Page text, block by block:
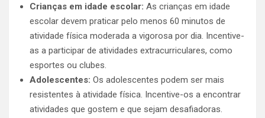
Crianças em idade escolar: As crianças em idade
escolar devem praticar pelo menos 60 minutos de
atividade física moderada a vigorosa por dia. Incentive-
as a participar de atividades extracurriculares, como
esportes ou clubes.
Adolescentes: Os adolescentes podem ser mais
resistentes à atividade física. Incentive-os a encontrar
atividades que gostem e que sejam desafiadoras.